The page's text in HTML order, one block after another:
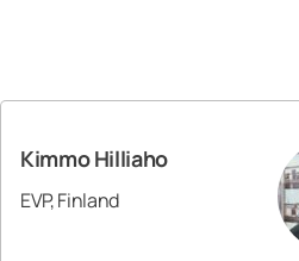
Kimmo Hilliaho
EVP, Finland